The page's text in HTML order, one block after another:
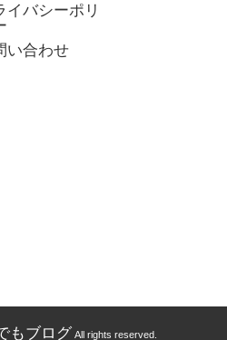
？PC画面上で突
始！トロイの木
イバシーポリ
い合わせ
もブログ All rights reserved.